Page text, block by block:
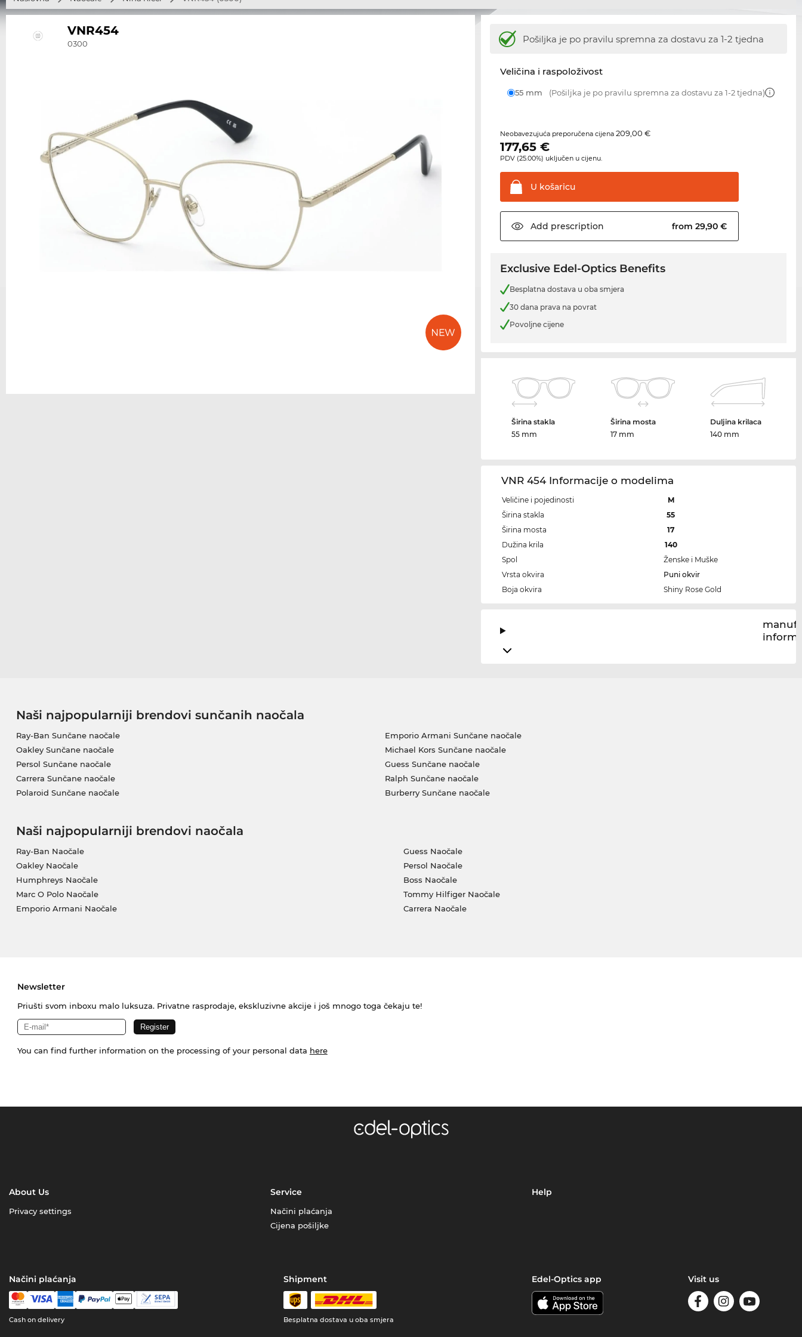
VNR454
0300 Pošiljka je po pravilu spremna za dostavuza 1-2 tjedna
Veličina i raspoloživost
55 mm (Pošiljka je po pravilu spremna za dostavu za 1-2 tjedna)
Neobavezujuća preporučena cijena209,00 €
177,65 €
PDV (25.00%) uključen u cijenu.
U košaricu
Add prescription from 29,90 €
Exclusive Edel-Optics Benefits
Besplatna dostava u oba smjera
30 dana prava na povrat
Povoljne cijene
Širina stakla
55 mm
Širina mosta
17 mm
Duljina krilaca
140 mm
VNR 454 Informacije o modelima
Veličine i pojedinosti
M
Širina stakla
55
Širina mosta
17
Dužina krila
140
Spol
Ženske i Muške
Vrsta okvira
Puni okvir
Boja okvira
Shiny Rose Gold
Naši najpopularniji brendovi sunčanih naočala
Ray-Ban Sunčane naočale
Oakley Sunčane naočale
Persol Sunčane naočale
Carrera Sunčane naočale
Polaroid Sunčane naočale
Emporio Armani Sunčane naočale
Michael Kors Sunčane naočale
Guess Sunčane naočale
Ralph Sunčane naočale
Burberry Sunčane naočale
Naši najpopularniji brendovi naočala
Ray-Ban Naočale
Oakley Naočale
Humphreys Naočale
Marc O Polo Naočale
Emporio Armani Naočale
Guess Naočale
Persol Naočale
Boss Naočale
Tommy Hilfiger Naočale
Carrera Naočale
Newsletter
Priušti svom inboxu malo luksuza. Privatne rasprodaje, ekskluzivne akcije i još mnogo toga čekaju te!
You can find further information on the processing of your personal data here
About Us
Privacy settings
Service
Načini plaćanja
Cijena pošiljke
Help
Načini plaćanja
Cash on delivery
Shipment
Besplatna dostava u oba smjera
Edel-Optics app Visit us